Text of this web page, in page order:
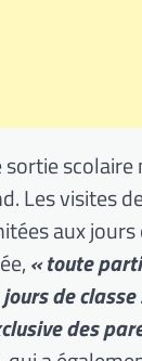
scolaire
Les visites
aux
« toute
de
des